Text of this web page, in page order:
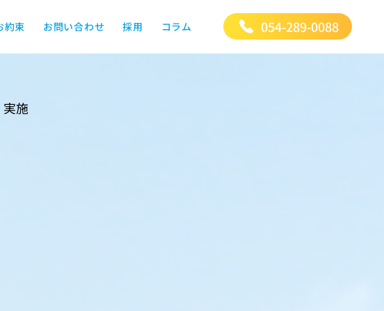
約束 お問い合わせ 採用 コラム 054-289-0088
施